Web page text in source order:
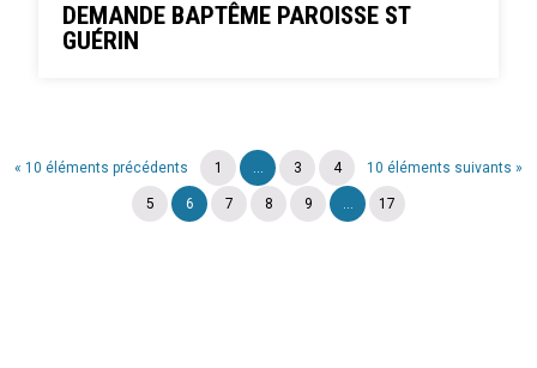
DEMANDE BAPTÊME PAROISSE ST
GUÉRIN
« 10 éléments précédents 10 éléments suivants »
1 ... 3 4
5 6 7 8 9 ... 17